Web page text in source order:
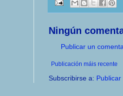
Ningún
Publicar un
Publicación máis recente
Subscribirse a: